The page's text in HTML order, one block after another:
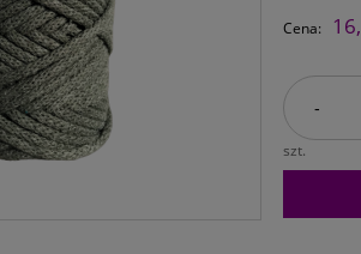
Cena:
-
szt.